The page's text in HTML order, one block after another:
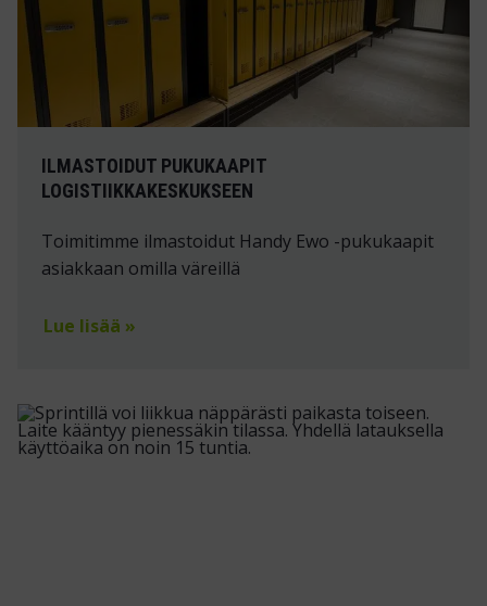
ILMASTOIDUT PUKUKAAPIT
LOGISTIIKKAKESKUKSEEN
Toimitimme ilmastoidut Handy Ewo -pukukaapit
asiakkaan omilla väreillä
Lue lisää »